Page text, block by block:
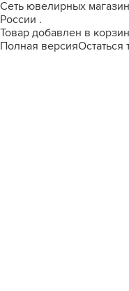
Сеть ювелирных
России .
Товар добавлен в
Полная версияОстаться